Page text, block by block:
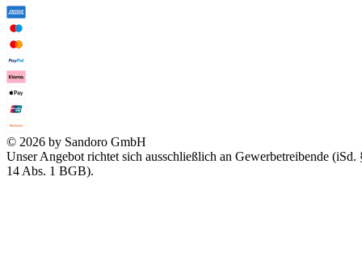
© 2026 by Sandoro GmbH
Unser Angebot richtet sich ausschließlich an Gewerbetreibende (iSd.
14 Abs. 1 BGB).